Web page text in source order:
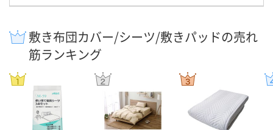
敷き布団カバー/シーツ/敷きパッドの売れ
筋ランキング